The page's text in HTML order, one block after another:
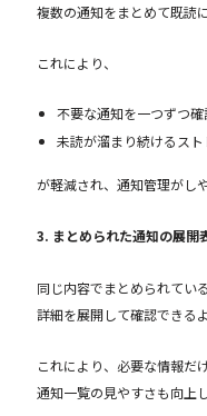
複数の通知をまとめて既読
これにより、
不要な通知を一つずつ
未読が溜まり続けるスト
が軽減され、通知管理がし
3. まとめられた通知の展開
同じ内容でまとめられてい
詳細を展開して確認できる
これにより、必要な情報だ
通知一覧の見やすさも向上